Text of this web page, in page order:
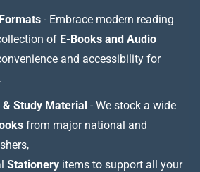
- Embrace modern reading
of E-Books and Audio
and accessibility for
& Study Material - We stock a wide
from major national and
Stationery items to support all your